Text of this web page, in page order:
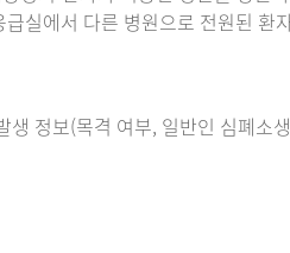
실에서 다른 병원으로 전원된
생 정보(목격 여부, 일반인 심폐소